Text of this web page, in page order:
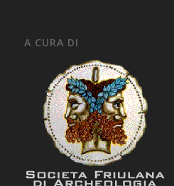
A CURA DI